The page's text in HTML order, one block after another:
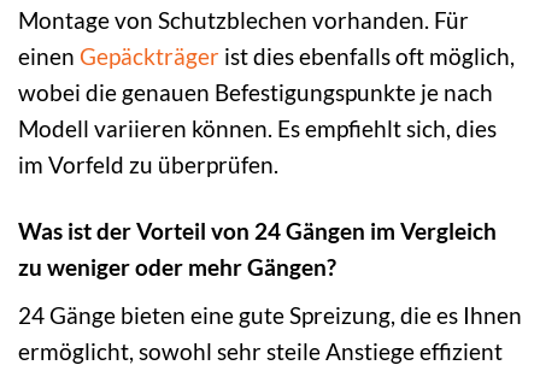
Montage von Schutzblechen vorhanden. Für
einen Gepäckträger ist dies ebenfalls oft möglich,
wobei die genauen Befestigungspunkte je nach
Modell variieren können. Es empfiehlt sich, dies
im Vorfeld zu überprüfen.
Was ist der Vorteil von 24 Gängen im Vergleich
zu weniger oder mehr Gängen?
24 Gänge bieten eine gute Spreizung, die es Ihnen
ermöglicht, sowohl sehr steile Anstiege effizient